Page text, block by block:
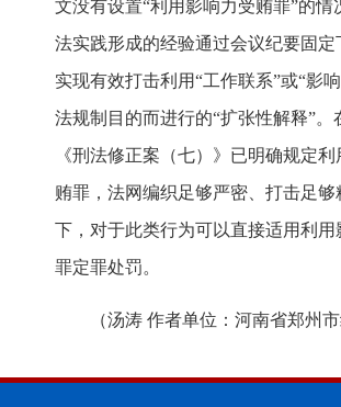
文没有设置“利用影响力受贿罪”的情
法实践形成的经验通过会议纪要固定
实现有效打击利用“工作联系”或“影
法规制目的而进行的“扩张性解释”。
《刑法修正案（七）》已明确规定
贿罪，法网编织足够严密、打击足够
下，对于此类行为可以直接适用利用
罪定罪处罚。
（汤涛 作者单位：河南省郑州市